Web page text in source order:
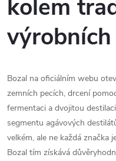
kolem
Bozal na oficiálním webu
zemních pecích, drcení
fermentaci a dvojitou
segmentu agávových
velkém, ale ne každá značka
Bozal tím získává